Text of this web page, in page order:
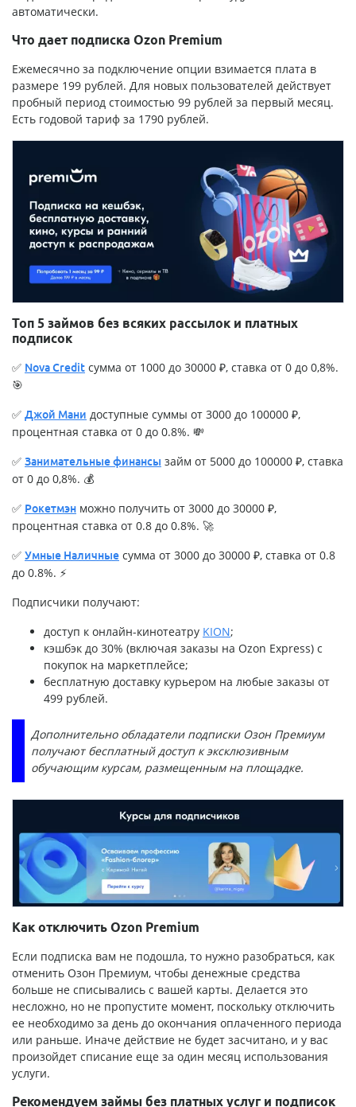
автоматически.
Что дает подписка Ozon Premium
Ежемесячно за подключение опции взимается плата в
размере 199 рублей. Для новых пользователей действует
пробный период стоимостью 99 рублей за первый месяц.
Есть годовой тариф за 1790 рублей.
Топ 5 займов без всяких рассылок и платных
подписок
✅ Nova Credit сумма от 1000 до 30000 ₽, ставка от 0 до 0,8%.
🎯
✅ Джой Мани доступные суммы от 3000 до 100000 ₽,
процентная ставка от 0 до 0.8%. 💸
✅ Занимательные финансы займ от 5000 до 100000 ₽, ставка
от 0 до 0,8%. 💰
✅ Рокетмэн можно получить от 3000 до 30000 ₽,
процентная ставка от 0.8 до 0.8%. 🚀
✅ Умные Наличные сумма от 3000 до 30000 ₽, ставка от 0.8
до 0.8%. ⚡
Подписчики получают:
доступ к онлайн-кинотеатру KION;
кэшбэк до 30% (включая заказы на Ozon Express) с
покупок на маркетплейсе;
бесплатную доставку курьером на любые заказы от
499 рублей.
Дополнительно обладатели подписки Озон Премиум
получают бесплатный доступ к эксклюзивным
обучающим курсам, размещенным на площадке.
Как отключить Ozon Premium
Если подписка вам не подошла, то нужно разобраться, как
отменить Озон Премиум, чтобы денежные средства
больше не списывались с вашей карты. Делается это
несложно, но не пропустите момент, поскольку отключить
ее необходимо за день до окончания оплаченного периода
или раньше. Иначе действие не будет засчитано, и у вас
произойдет списание еще за один месяц использования
услуги.
Рекомендуем займы без платных услуг и подписок